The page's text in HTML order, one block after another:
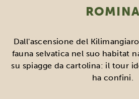
ROMINA
Dall'ascensione del
fauna selvatica nel suo habitat
su spiagge da cartolina: il tour
ha confini.